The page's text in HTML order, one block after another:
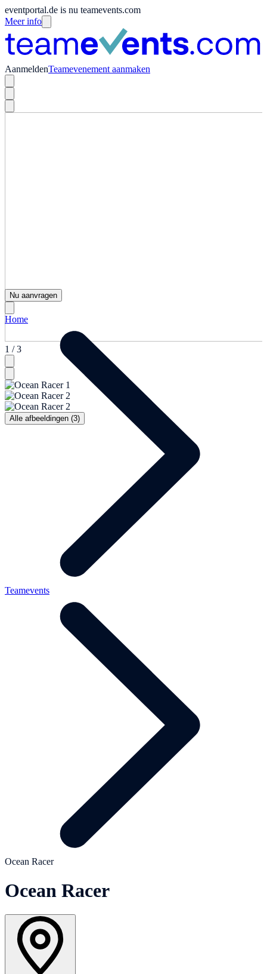
eventportal.de is nu teamevents.com
Meer info
AanmeldenTeamevenement aanmaken
1 / 3
Alle afbeeldingen (3)
Nu aanvragen
Home
Teamevents
Ocean Racer
Ocean Racer